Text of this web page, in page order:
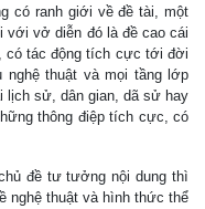
có ranh giới về đề tài, một
với vở diễn đó là đề cao cái
có tác động tích cực tới đời
nghệ thuật và mọi tầng lớp
lịch sử, dân gian, dã sử hay
thông điệp tích cực, có
đề tư tưởng nội dung thì
nghệ thuật và hình thức thể